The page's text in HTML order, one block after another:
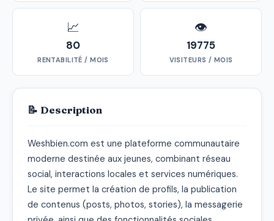
📈
80
RENTABILITÉ / MOIS
👁
19775
VISITEURS / MOIS
📝 Description
Weshbien.com est une plateforme communautaire
moderne destinée aux jeunes, combinant réseau
social, interactions locales et services numériques.
Le site permet la création de profils, la publication
de contenus (posts, photos, stories), la messagerie